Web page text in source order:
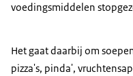
voedingsmiddelen
Het gaat daarbij om
pizza's, pinda',